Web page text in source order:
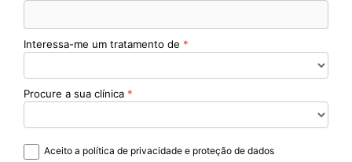
Interessa-me um tratamento de
Procure a sua clínica
Aceito a política de privacidade e proteção de dados